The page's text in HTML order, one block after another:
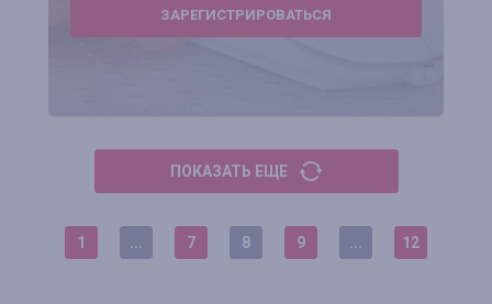
ЗАРЕГИСТРИРОВАТЬСЯ
ПОКАЗАТЬ ЕЩЕ
1 7 8 9 12